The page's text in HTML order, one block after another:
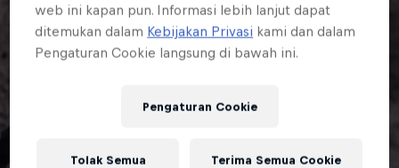
web ini kapan pun. Informasi lebih lanjut dapat
ditemukan dalam Kebijakan Privasi kami dan dalam
Pengaturan Cookie langsung di bawah ini.
Pengaturan Cookie
Tolak Semua Terima Semua Cookie